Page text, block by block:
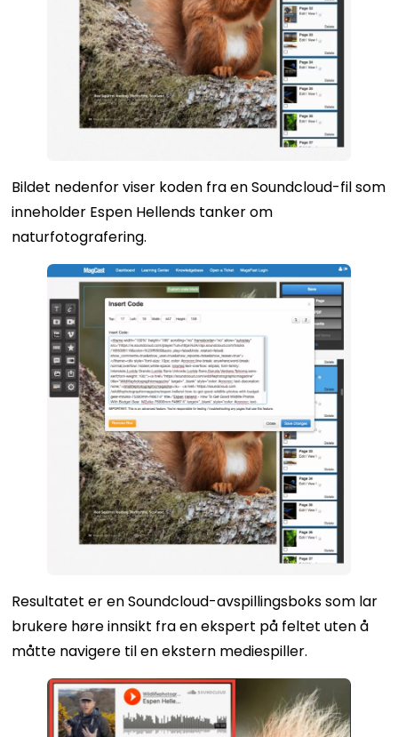
Bildet nedenfor viser koden fra en Soundcloud-fil som
inneholder Espen Hellends tanker om
naturfotografering.
Resultatet er en Soundcloud-avspillingsboks som lar
brukere høre innsikt fra en ekspert på feltet uten å
måtte navigere til en ekstern mediespiller.